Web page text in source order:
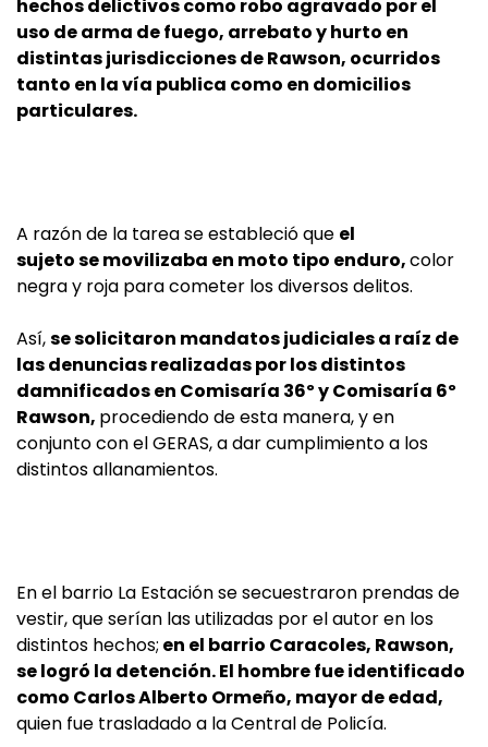
hechos delictivos como robo agravado por el
uso de arma de fuego, arrebato y hurto en
distintas jurisdicciones de Rawson, ocurridos
tanto en la vía publica como en domicilios
particulares.
A razón de la tarea se estableció que el
sujeto se movilizaba en moto tipo enduro,color
negra y roja para cometer los diversos delitos.
Así,se solicitaron mandatos judiciales a raíz de
las denuncias realizadas por los distintos
damnificados en Comisaría 36º y Comisaría 6º
Rawson, procediendo de esta manera, y en
conjunto con el GERAS, a dar cumplimiento a los
distintos allanamientos.
En el barrio La Estación se secuestraron prendas de
vestir, que serían las utilizadas por el autor en los
distintos hechos; en el barrio Caracoles, Rawson,
se logró la detención. El hombre fue identificado
como Carlos Alberto Ormeño, mayor de edad,
quien fue trasladado a la Central de Policía.